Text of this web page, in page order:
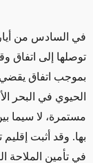
في السادس من
توصلها إلى اتفاق
بموجب اتفاق يقضي
الحيوي في البحر
مستمرة، لا سيما
بها. وقد أثبت
في تأمين الملاحة